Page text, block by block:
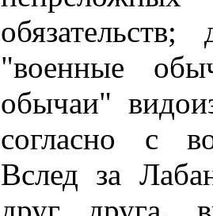
"военные
обычаи"
согласно с
Вслед за